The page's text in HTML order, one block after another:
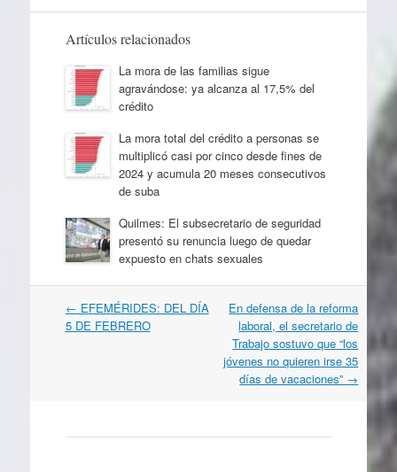
Artículos relacionados
La mora de las familias sigue
agravándose: ya alcanza al 17,5% del
crédito
La mora total del crédito a personas se
multiplicó casi por cinco desde fines de
2024 y acumula 20 meses consecutivos
de suba
Quilmes: El subsecretario de seguridad
presentó su renuncia luego de quedar
expuesto en chats sexuales
Navegación
por
← EFEMÉRIDES: DEL DÍA
5 DE FEBRERO
En defensa de la reforma
laboral, el secretario de
Trabajo sostuvo que “los
jóvenes no quieren irse 35
días de vacaciones” →